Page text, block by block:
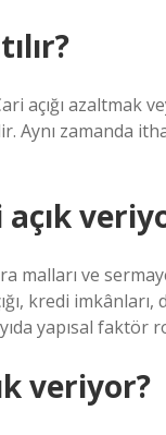
açığı
Aynı zamanda
malları ve
kredi
yapısal faktör
veriyor?